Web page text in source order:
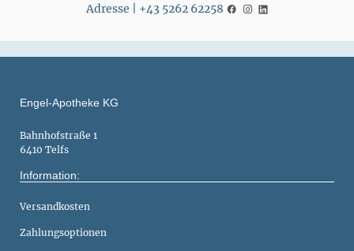
Adresse | +43 5262 62258
Engel-Apotheke KG
Bahnhofstraße 1
6410 Telfs
Information:
Versandkosten
Zahlungsoptionen